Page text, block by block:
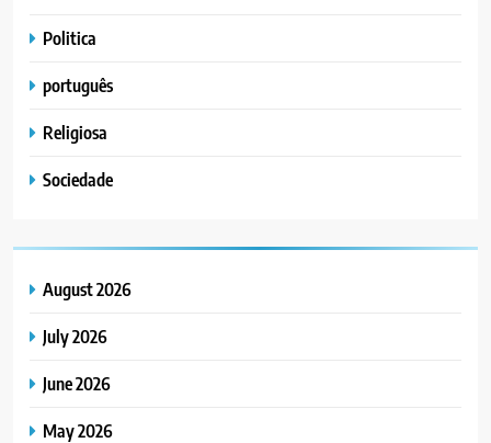
Politica
português
Religiosa
Sociedade
August 2026
July 2026
June 2026
May 2026